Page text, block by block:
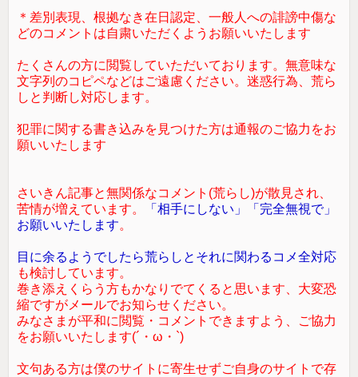
＊差別表現、根拠なき在日認定、一般人への誹謗中傷な
どのコメントは自粛いただくようお願いいたします
たくさんの方に閲覧していただいております。無意味な
文字列のコピペなどはご遠慮ください。迷惑行為、荒ら
しと判断し対応します。
犯罪に関する書き込みを見つけた方は通報のご協力をお
願いいたします
さいきん記事と無関係なコメント(荒らし)が散見され、
苦情が増えています。
「相手にしない」「完全無視で」
お願いいたします。
目に余るようでしたら荒らしとそれに関わるコメ全対応
も検討しています。
巻き添えくらう方もかなりでてくると思います、大変恐
縮ですがメールでお知らせください。
みなさまが平和に閲覧・コメントできますよう、ご協力
をお願いいたします(´・ω・`)
文句ある方は僕のサイトに寄生せずご自身のサイトで存